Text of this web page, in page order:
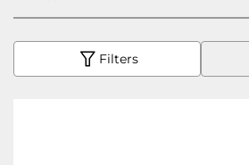
Filters